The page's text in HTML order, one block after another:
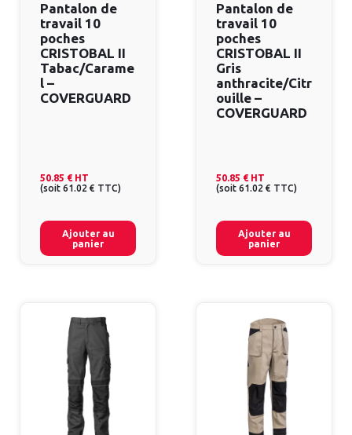
Pantalon de
travail 10
poches
CRISTOBAL II
Tabac/Carame
l –
COVERGUARD
50.85 € HT
(soit 61.02 € TTC)
Ajouter au
panier
Pantalon de
travail 10
poches
CRISTOBAL II
Gris
anthracite/Citr
ouille –
COVERGUARD
50.85 € HT
(soit 61.02 € TTC)
Ajouter au
panier